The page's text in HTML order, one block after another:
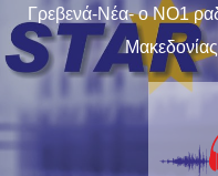
Γρεβενά-Νέα- ο ΝΟ1